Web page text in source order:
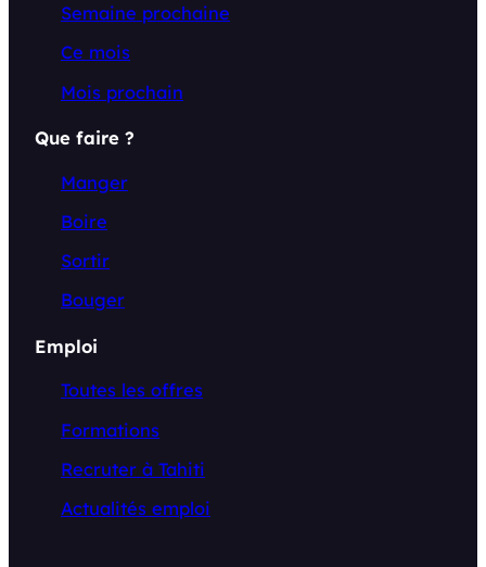
Semaine prochaine
Ce mois
Mois prochain
Que faire ?
Manger
Boire
Sortir
Bouger
Emploi
Toutes les offres
Formations
Recruter à Tahiti
Actualités emploi